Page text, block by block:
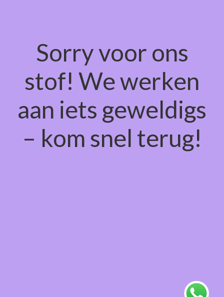
Sorry voor ons
stof! We werken
aan iets geweldigs
– kom snel terug!